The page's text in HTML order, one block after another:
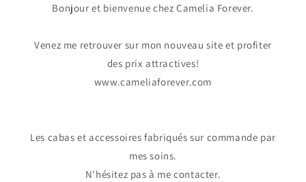
Bonjour et bienvenue chez Camelia Forever.
Venez me retrouver sur mon nouveau site et profiter
des prix attractives!
www.cameliaforever.com
Les cabas et accessoires fabriqués sur commande par
mes soins.
N'hésitez pas à me contacter.